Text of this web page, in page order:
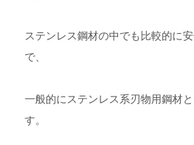
ステンレス鋼材の中でも比較的に
で、
一般的にステンレス系刃物用鋼材
す。